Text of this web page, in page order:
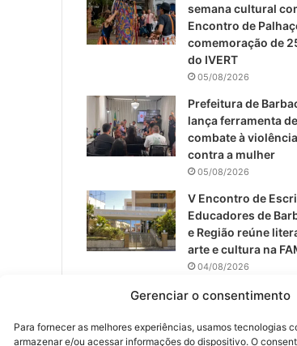
Gerenciar o consentimento
Para fornecer as melhores experiências, usamos tecnologias
armazenar e/ou acessar informações do dispositivo. O
semana cultural
Encontro de
comemoração de
do IVERT
05/08/2026
Prefeitura de
lança ferramenta de
combate à violência
contra a mulher
05/08/2026
V Encontro de
Educadores de
e Região reúne
arte e cultura na
04/08/2026
Teatro da Pedra
João del-Rei